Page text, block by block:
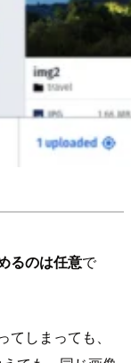
るのは任意で
てしまっても、